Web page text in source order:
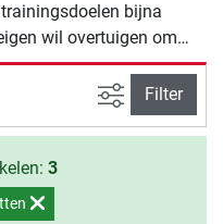
bijna
wil overtuigen om
Zoeken
Filter
3